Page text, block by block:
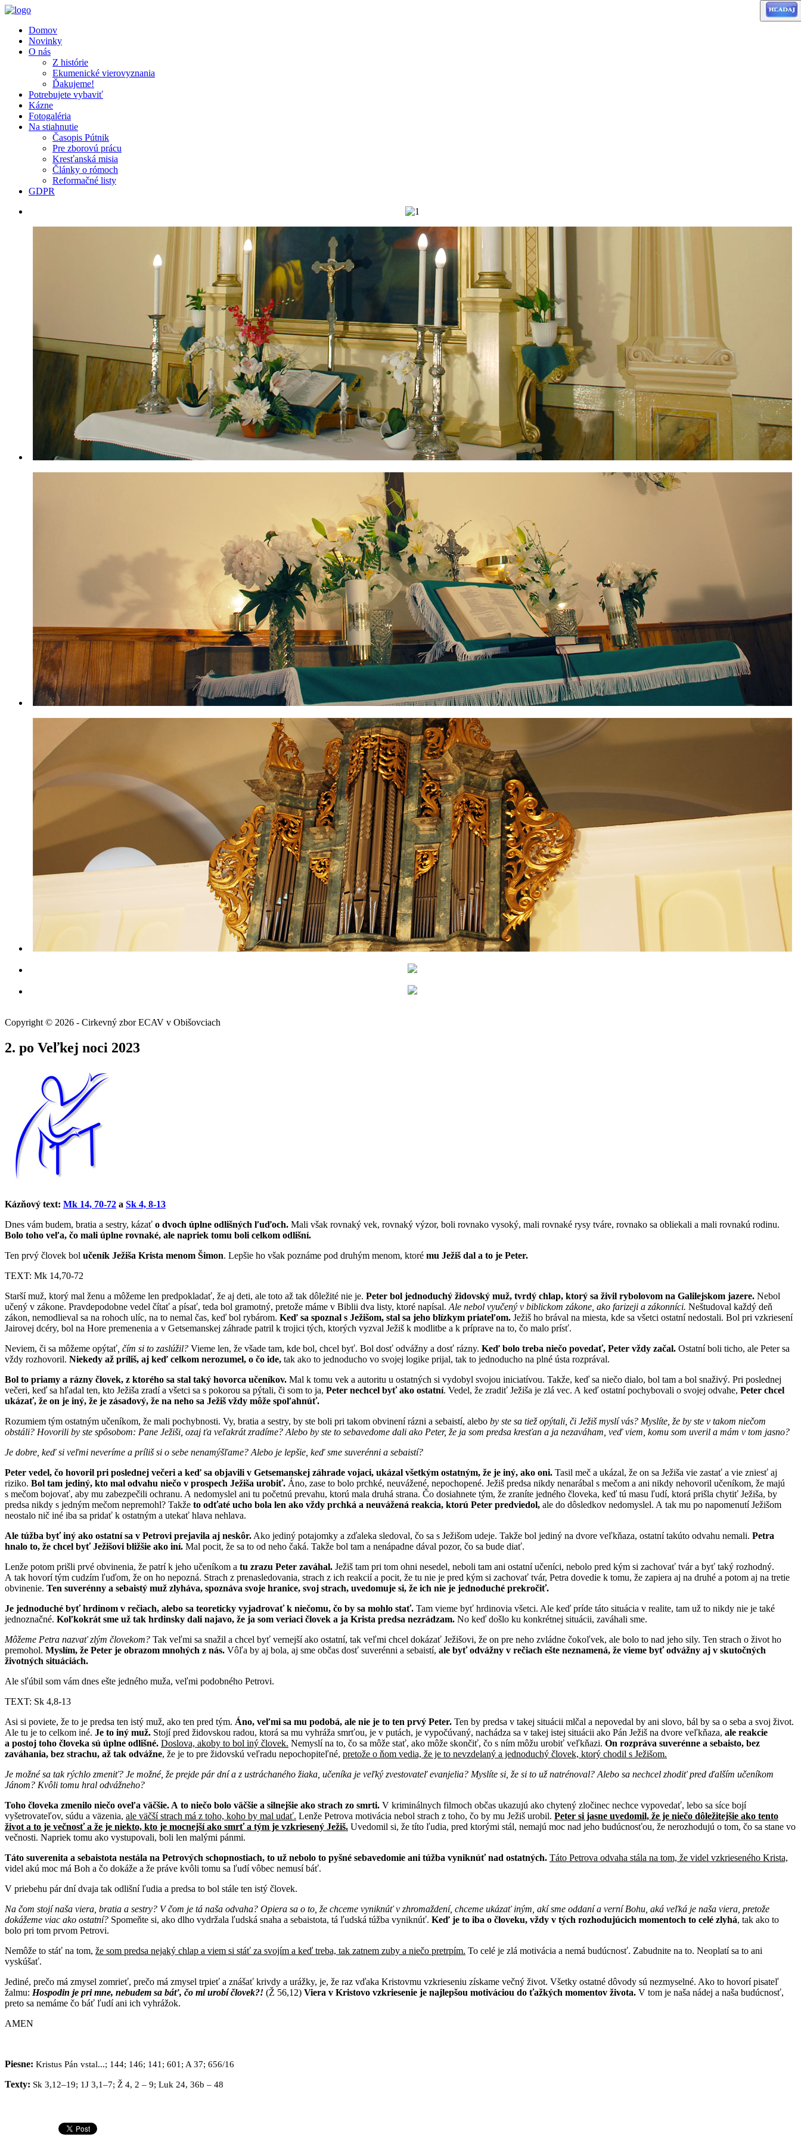
Domov
Novinky
O nás
Z histórie
Ekumenické vierovyznania
Ďakujeme!
Potrebujete vybaviť
Kázne
Fotogaléria
Na stiahnutie
Časopis Pútnik
Pre zborovú prácu
Kresťanská misia
Články o rómoch
Reformačné listy
GDPR
Copyright © 2026 - Cirkevný zbor ECAV v Obišovciach
2. po Veľkej noci 2023
Kázňový text: Mk 14, 70-72 a Sk 4, 8-13
Dnes vám budem, bratia a sestry, kázať o dvoch úplne odlišných ľuďoch. Mali však rovnaký vek, rovnaký výzor, boli rovnako vysoký, mali rovnaké rysy tváre, rovnako sa obliekali a mali rovnakú rodinu.
Bolo toho veľa, čo mali úplne rovnaké, ale napriek tomu boli celkom odlišní.
Ten prvý človek bol učeník Ježiša Krista menom Šimon. Lepšie ho však poznáme pod druhým menom, ktoré mu Ježiš dal a to je Peter.
TEXT: Mk 14,70-72
Starší muž, ktorý mal ženu a môžeme len predpokladať, že aj deti, ale toto až tak dôležité nie je. Peter bol jednoduchý židovský muž, tvrdý chlap, ktorý sa živil rybolovom na Galilejskom jazere. Nebol
učený v zákone. Pravdepodobne vedel čítať a písať, teda bol gramotný, pretože máme v Biblii dva listy, ktoré napísal. Ale nebol vyučený v biblickom zákone, ako farizeji a zákonníci. Neštudoval každý deň
zákon, nemodlieval sa na rohoch ulíc, na to nemal čas, keď bol rybárom. Keď sa spoznal s Ježišom, stal sa jeho blízkym priateľom. Ježiš ho brával na miesta, kde sa všetci ostatní nedostali. Bol pri vzkriesení
Jairovej dcéry, bol na Hore premenenia a v Getsemanskej záhrade patril k trojici tých, ktorých vyzval Ježiš k modlitbe a k príprave na to, čo malo prísť.
Neviem, či sa môžeme opýtať , čím si to zaslúžil? Vieme len, že všade tam, kde bol, chcel byť. Bol dosť odvážny a dosť rázny. Keď bolo treba niečo povedať, Peter vždy začal. Ostatní boli ticho, ale Peter sa
vždy rozhovoril. Niekedy až príliš, aj keď celkom nerozumel, o čo ide, tak ako to jednoducho vo svojej logike prijal, tak to jednoducho na plné ústa rozprával.
Bol to priamy a rázny človek, z ktorého sa stal taký hovorca učeníkov. Mal k tomu vek a autoritu u ostatných si vydobyl svojou iniciatívou. Takže, keď sa niečo dialo, bol tam a bol snaživý. Pri poslednej
večeri, keď sa hľadal ten, kto Ježiša zradí a všetci sa s pokorou sa pýtali, či som to ja, Peter nechcel byť ako ostatní. Vedel, že zradiť Ježiša je zlá vec. A keď ostatní pochybovali o svojej odvahe, Peter chcel
ukázať, že on je iný, že je zásadový, že na neho sa Ježiš vždy môže spoľahnúť.
Rozumiem tým ostatným učeníkom, že mali pochybnosti. Vy, bratia a sestry, by ste boli pri takom obvinení rázni a sebaistí, alebo by ste sa tiež opýtali, či Ježiš myslí vás? Myslíte, že by ste v takom niečom
obstáli? Hovorili by ste spôsobom: Pane Ježiši, ozaj ťa veľakrát zradíme? Alebo by ste to sebavedome dali ako Peter, že ja som predsa kresťan a ja nezaváham, veď viem, komu som uveril a mám v tom jasno?
Je dobre, keď si veľmi neveríme a príliš si o sebe nenamýšľame? Alebo je lepšie, keď sme suverénni a sebaistí?
Peter vedel, čo hovoril pri poslednej večeri a keď sa objavili v Getsemanskej záhrade vojaci, ukázal všetkým ostatným, že je iný, ako oni. Tasil meč a ukázal, že on sa Ježiša vie zastať a vie zniesť aj
riziko. Bol tam jediný, kto mal odvahu niečo v prospech Ježiša urobiť. Áno, zase to bolo prchké, neuvážené, nepochopené. Ježiš predsa nikdy nenarábal s mečom a ani nikdy nehovoril učeníkom, že majú
s mečom bojovať, aby mu zabezpečili ochranu. A nedomyslel ani tu početnú prevahu, ktorú mala druhá strana. Čo dosiahnete tým, že zraníte jedného človeka, keď tú masu ľudí, ktorá prišla chytiť Ježiša, by
predsa nikdy s jedným mečom nepremohl? Takže to odťaté ucho bola len ako vždy prchká a neuvážená reakcia, ktorú Peter predviedol, ale do dôsledkov nedomyslel. A tak mu po napomenutí Ježišom
neostalo nič iné iba sa pridať k ostatným a utekať hlava nehlava.
Ale túžba byť iný ako ostatní sa v Petrovi prejavila aj neskôr. Ako jediný potajomky a zďaleka sledoval, čo sa s Ježišom udeje. Takže bol jediný na dvore veľkňaza, ostatní takúto odvahu nemali. Petra
hnalo to, že chcel byť Ježišovi bližšie ako iní. Mal pocit, že sa to od neho čaká. Takže bol tam a nenápadne dával pozor, čo sa bude diať.
Lenže potom prišli prvé obvinenia, že patrí k jeho učeníkom a tu zrazu Peter zaváhal. Ježiš tam pri tom ohni nesedel, neboli tam ani ostatní učeníci, nebolo pred kým si zachovať tvár a byť taký rozhodný.
A tak hovorí tým cudzím ľuďom, že on ho nepozná. Strach z prenasledovania, strach z ich reakcií a pocit, že tu nie je pred kým si zachovať tvár, Petra dovedie k tomu, že zapiera aj na druhé a potom aj na tretie
obvinenie. Ten suverénny a sebaistý muž zlyháva, spoznáva svoje hranice, svoj strach, uvedomuje si, že ich nie je jednoduché prekročiť.
Je jednoduché byť hrdinom v rečiach, alebo sa teoreticky vyjadrovať k niečomu, čo by sa mohlo stať. Tam vieme byť hrdinovia všetci. Ale keď príde táto situácia v realite, tam už to nikdy nie je také
jednoznačné. Koľkokrát sme už tak hrdinsky dali najavo, že ja som veriaci človek a ja Krista predsa nezrádzam. No keď došlo ku konkrétnej situácii, zaváhali sme.
Môžeme Petra nazvať zlým človekom? Tak veľmi sa snažil a chcel byť vernejší ako ostatní, tak veľmi chcel dokázať Ježišovi, že on pre neho zvládne čokoľvek, ale bolo to nad jeho sily. Ten strach o život ho
premohol. Myslím, že Peter je obrazom mnohých z nás. Vôľa by aj bola, aj sme občas dosť suverénni a sebaistí, ale byť odvážny v rečiach ešte neznamená, že vieme byť odvážny aj v skutočných
životných situáciách.
Ale sľúbil som vám dnes ešte jedného muža, veľmi podobného Petrovi.
TEXT: Sk 4,8-13
Asi si poviete, že to je predsa ten istý muž, ako ten pred tým. Áno, veľmi sa mu podobá, ale nie je to ten prvý Peter. Ten by predsa v takej situácii mlčal a nepovedal by ani slovo, bál by sa o seba a svoj život.
Ale tu je to celkom iné. Je to iný muž. Stojí pred židovskou radou, ktorá sa mu vyhráža smrťou, je v putách, je vypočúvaný, nachádza sa v takej istej situácii ako Pán Ježiš na dvore veľkňaza, ale reakcie
a postoj toho človeka sú úplne odlišné. Doslova, akoby to bol iný človek. Nemyslí na to, čo sa môže stať, ako môže skončiť, čo s ním môžu urobiť veľkňazi. On rozpráva suverénne a sebaisto, bez
zaváhania, bez strachu, až tak odvážne, že je to pre židovskú veľradu nepochopiteľné, pretože o ňom vedia, že je to nevzdelaný a jednoduchý človek, ktorý chodil s Ježišom.
Je možné sa tak rýchlo zmeniť? Je možné, že prejde pár dní a z ustráchaného žiaka, učeníka je veľký zvestovateľ evanjelia? Myslíte si, že si to už natrénoval? Alebo sa nechcel zhodiť pred ďalším učeníkom
Jánom? Kvôli tomu hral odvážneho?
Toho človeka zmenilo niečo oveľa väčšie. A to niečo bolo väčšie a silnejšie ako strach zo smrti. V kriminálnych filmoch občas ukazujú ako chytený zločinec nechce vypovedať, lebo sa síce bojí
vyšetrovateľov, súdu a väzenia, ale väčší strach má z toho, koho by mal udať. Lenže Petrova motivácia nebol strach z toho, čo by mu Ježiš urobil. Peter si jasne uvedomil, že je niečo dôležitejšie ako tento
život a to je večnosť a že je niekto, kto je mocnejší ako smrť a tým je vzkriesený Ježiš. Uvedomil si, že títo ľudia, pred ktorými stál, nemajú moc nad jeho budúcnosťou, že nerozhodujú o tom, čo sa stane vo
večnosti. Napriek tomu ako vystupovali, boli len malými pánmi.
Táto suverenita a sebaistota nestála na Petrových schopnostiach, to už nebolo to pyšné sebavedomie ani túžba vyniknúť nad ostatných. Táto Petrova odvaha stála na tom, že videl vzkrieseného Krista,
videl akú moc má Boh a čo dokáže a že práve kvôli tomu sa ľudí vôbec nemusí báť.
V priebehu pár dní dvaja tak odlišní ľudia a predsa to bol stále ten istý človek.
Na čom stojí naša viera, bratia a sestry? V čom je tá naša odvaha? Opiera sa o to, že chceme vyniknúť v zhromaždení, chceme ukázať iným, akí sme oddaní a verní Bohu, aká veľká je naša viera, pretože
dokážeme viac ako ostatní? Spomeňte si, ako dlho vydržala ľudská snaha a sebaistota, tá ľudská túžba vyniknúť. Keď je to iba o človeku, vždy v tých rozhodujúcich momentoch to celé zlyhá, tak ako to
bolo pri tom prvom Petrovi.
Nemôže to stáť na tom, že som predsa nejaký chlap a viem si stáť za svojím a keď treba, tak zatnem zuby a niečo pretrpím. To celé je zlá motivácia a nemá budúcnosť. Zabudnite na to. Neoplatí sa to ani
vyskúšať.
Jediné, prečo má zmysel zomrieť, prečo má zmysel trpieť a znášať krivdy a urážky, je, že raz vďaka Kristovmu vzkrieseniu získame večný život. Všetky ostatné dôvody sú nezmyselné. Ako to hovorí pisateľ
žalmu: Hospodin je pri mne, nebudem sa báť, čo mi urobí človek?! (Ž 56,12) Viera v Kristovo vzkriesenie je najlepšou motiváciou do ťažkých momentov života. V tom je naša nádej a naša budúcnosť,
preto sa nemáme čo báť ľudí ani ich vyhrážok.
AMEN
Piesne: Kristus Pán vstal...; 144; 146; 141; 601; A 37; 656/16
Texty: Sk 3,12–19; 1J 3,1–7; Ž 4, 2 – 9; Luk 24, 36b – 48